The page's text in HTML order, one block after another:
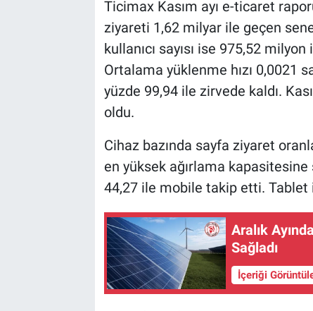
Ticimax Kasım ayı e-ticaret
ziyareti 1,62 milyar ile geçen
kullanıcı sayısı ise 975,52
Ortalama yüklenme hızı 0,0021
yüzde 99,94 ile zirvede kaldı.
oldu.
Cihaz bazında sayfa ziyaret
en yüksek ağırlama
44,27 ile mobile takip etti. Tablet
Aralık
Sağladı
İçeriği